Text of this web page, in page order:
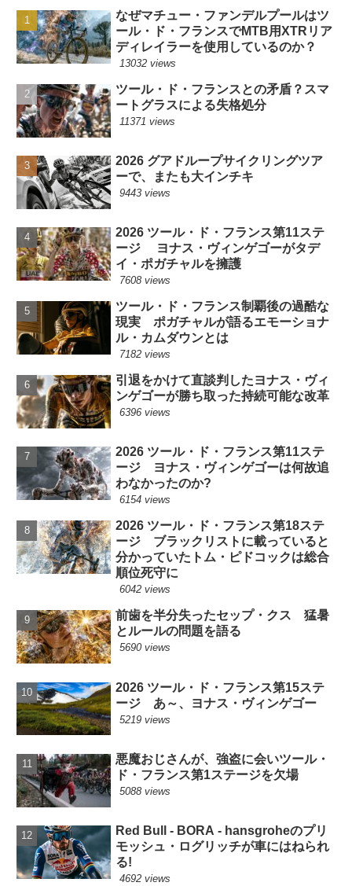
なぜマチュー・ファンデルプールはツ
ール・ド・フランスでMTB用XTRリア
ディレイラーを使用しているのか？
13032 views
ツール・ド・フランスとの矛盾？スマ
ートグラスによる失格処分
11371 views
2026 グアドループサイクリングツア
ーで、またも大インチキ
9443 views
2026 ツール・ド・フランス第11ステ
ージ ヨナス・ヴィンゲゴーがタデ
イ・ポガチャルを擁護
7608 views
ツール・ド・フランス制覇後の過酷な
現実 ポガチャルが語るエモーショナ
ル・カムダウンとは
7182 views
引退をかけて直談判したヨナス・ヴィ
ンゲゴーが勝ち取った持続可能な改革
6396 views
2026 ツール・ド・フランス第11ステ
ージ ヨナス・ヴィンゲゴーは何故追
わなかったのか?
6154 views
2026 ツール・ド・フランス第18ステ
ージ ブラックリストに載っていると
分かっていたトム・ピドコックは総合
順位死守に
6042 views
前歯を半分失ったセップ・クス 猛暑
とルールの問題を語る
5690 views
2026 ツール・ド・フランス第15ステ
ージ あ～、ヨナス・ヴィンゲゴー
5219 views
悪魔おじさんが、強盗に会いツール・
ド・フランス第1ステージを欠場
5088 views
Red Bull - BORA - hansgroheのプリ
モッシュ・ログリッチが車にはねられ
る!
4692 views